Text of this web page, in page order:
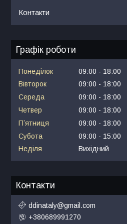
Контакти
Графік роботи
Понеділок 09:00
18:00
Вівторок
09:00
18:00
Середа
09:00
18:00
Четвер
09:00
18:00
Пʼятниця
09:00
18:00
Субота
09:00
15:00
Неділя
Вихідний
Контакти
ddinataly@gmail.com
+380689991270